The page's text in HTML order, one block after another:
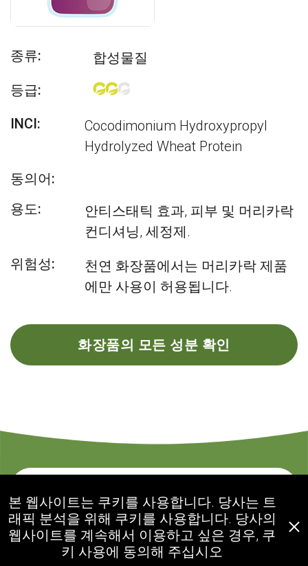
종류:
합성물질
등급:
INCI:
Cocodimonium Hydroxypropyl
Hydrolyzed Wheat Protein
동의어:
용도:
안티스태틱 효과, 피부 및 머리카락
컨디셔닝, 세정제.
위험성:
천연 화장품에서는 머리카락 제품
에만 사용이 허용됩니다.
화장품의 모든 성분 확인
ecogolik.com
본 웹사이트는 쿠키를 사용합니다. 당사는 트
래픽 분석을 위해 쿠키를 사용합니다. 당사의
웹사이트를 계속해서 이용하고 싶은 경우, 쿠
키 사용에 동의해 주십시오